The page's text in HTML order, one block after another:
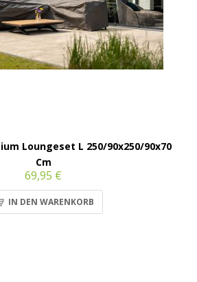
Loungeset L 250/90x250/90x70
Cm
69,95 €
IN DEN WARENKORB